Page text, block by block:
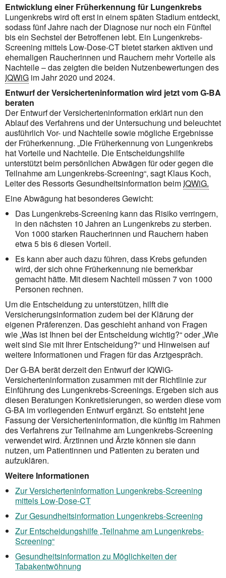
Entwicklung einer Früherkennung für Lungenkrebs
Lungenkrebs wird oft erst in einem späten Stadium entdeckt,
sodass fünf Jahre nach der Diagnose nur noch ein Fünftel
bis ein Sechstel der Betroffenen lebt. Ein Lungenkrebs-
Screening mittels Low-Dose-CT bietet starken aktiven und
ehemaligen Raucherinnen und Rauchern mehr Vorteile als
Nachteile – das zeigten die beiden Nutzenbewertungen des
IQWiG im Jahr 2020 und 2024.
Entwurf der Versicherteninformation wird jetzt vom G-BA
beraten
Der Entwurf der Versicherteninformation erklärt nun den
Ablauf des Verfahrens und der Untersuchung und beleuchtet
ausführlich Vor- und Nachteile sowie mögliche Ergebnisse
der Früherkennung. „Die Früherkennung von Lungenkrebs
hat Vorteile und Nachteile. Die Entscheidungshilfe
unterstützt beim persönlichen Abwägen für oder gegen die
Teilnahme am Lungenkrebs-Screening“, sagt Klaus Koch,
Leiter des Ressorts Gesundheitsinformation beim IQWiG.
Eine Abwägung hat besonderes Gewicht:
Das Lungenkrebs-Screening kann das Risiko verringern,
in den nächsten 10 Jahren an Lungenkrebs zu sterben.
Von 1000 starken Raucherinnen und Rauchern haben
etwa 5 bis 6 diesen Vorteil.
Es kann aber auch dazu führen, dass Krebs gefunden
wird, der sich ohne Früherkennung nie bemerkbar
gemacht hätte. Mit diesem Nachteil müssen 7 von 1000
Personen rechnen.
Um die Entscheidung zu unterstützen, hilft die
Versicherungsinformation zudem bei der Klärung der
eigenen Präferenzen. Das geschieht anhand von Fragen
wie „Was ist Ihnen bei der Entscheidung wichtig?“ oder „Wie
weit sind Sie mit Ihrer Entscheidung?“ und Hinweisen auf
weitere Informationen und Fragen für das Arztgespräch.
Der G-BA berät derzeit den Entwurf der IQWiG-
Versicherteninformation zusammen mit der Richtlinie zur
Einführung des Lungenkrebs-Screenings. Ergeben sich aus
diesen Beratungen Konkretisierungen, so werden diese vom
G-BA im vorliegenden Entwurf ergänzt. So entsteht jene
Fassung der Versicherteninformation, die künftig im Rahmen
des Verfahrens zur Teilnahme am Lungenkrebs-Screening
verwendet wird. Ärztinnen und Ärzte können sie dann
nutzen, um Patientinnen und Patienten zu beraten und
aufzuklären.
Weitere Informationen
Zur Versicherteninformation Lungenkrebs-Screening
mittels Low-Dose-CT
Zur Gesundheitsinformation Lungenkrebs-Screening
Zur Entscheidungshilfe „Teilnahme am Lungenkrebs-
Screening“
Gesundheitsinformation zu Möglichkeiten der
Tabakentwöhnung